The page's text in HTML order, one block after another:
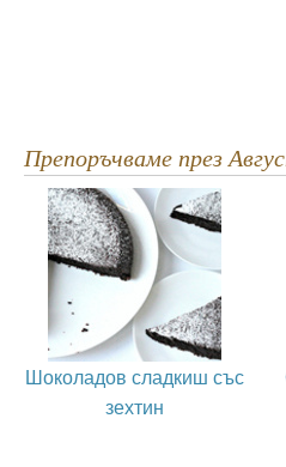
Препоръчваме през
Шоколадов сладкиш със
зехтин